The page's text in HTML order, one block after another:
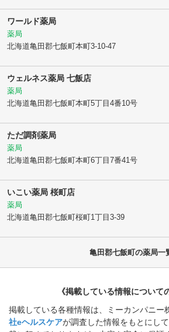
ワールド薬局
薬局
北海道亀田郡七飯町本町3-10-47
ウェルネス薬局 七飯店
薬局
北海道亀田郡七飯町本町5丁目4番10号
ただ調剤薬局
薬局
北海道亀田郡七飯町本町6丁目7番41号
いこい薬局 桜町店
薬局
北海道亀田郡七飯町桜町1丁目3-39
亀田郡七飯町の薬局一
《掲載している情報について
掲載している各種情報は、ミーカンパニー
社eヘルスケアが調査した情報をもとにし